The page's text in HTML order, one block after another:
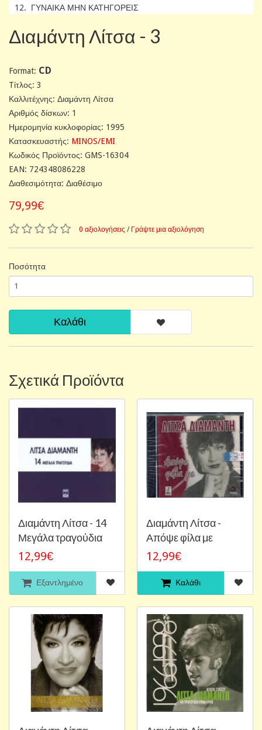
12. ΓΥΝΑΙΚΑ ΜΗΝ ΚΑΤΗΓΟΡΕΙΣ
Διαμάντη Λίτσα - 3
Format: CD
Tίτλος: 3
Καλλιτέχνης: Διαμάντη Λίτσα
Αριθμός δίσκων: 1
Ημερομηνία κυκλοφορίας: 1995
Κατασκευαστής: MINOS/EMI
Κωδικός Προϊόντος: GMS-16304
EAN: 724348086228
Διαθεσιμότητα: Διαθέσιμο
79,99€
0 αξιολογήσεις / Γράψτε μια αξιολόγηση
Ποσότητα
Καλάθι
Σχετικά Προϊόντα
Διαμάντη Λίτσα - 14
Μεγάλα τραγούδια
12,99€
Εξαντλημένο
Διαμάντη Λίτσα -
Απόψε φίλα με
12,99€
Καλάθι